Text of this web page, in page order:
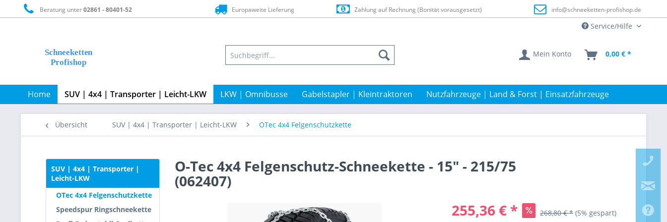
Beratung unter02861 - 80401-52 Europaweite Lieferung Zahlung auf Rechnung (Bonität vorausgesetzt) info@schneeketten-profishop.de
Service/Hilfe
Mein Konto 0,00 € *
Home SUV | 4x4 | Transporter | Leicht-LKW LKW | Omnibusse Gabelstapler | Kleintraktoren Nutzfahrzeuge | Land & Forst | Einsatzfahrzeuge
Übersicht SUV | 4x4 | Transporter | Leicht-LKW OTec 4x4 Felgenschutzkette
SUV | 4x4 | Transporter |
Leicht-LKW
OTec 4x4 Felgenschutzkette
Speedspur Ringschneekette
O-Tec 4x4 Felgenschutz-Schneekette - 15" - 215/75
(062407)
255,36 € *
268,80 € * (5% gespart)